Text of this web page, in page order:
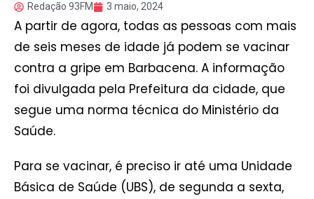
Redação 93FM 3 maio, 2024
A partir de agora, todas as pessoas com mais
de seis meses de idade já podem se vacinar
contra a gripe em Barbacena. A informação
foi divulgada pela Prefeitura da cidade, que
segue uma norma técnica do Ministério da
Saúde.
Para se vacinar, é preciso ir até uma Unidade
Básica de Saúde (UBS), de segunda a sexta,